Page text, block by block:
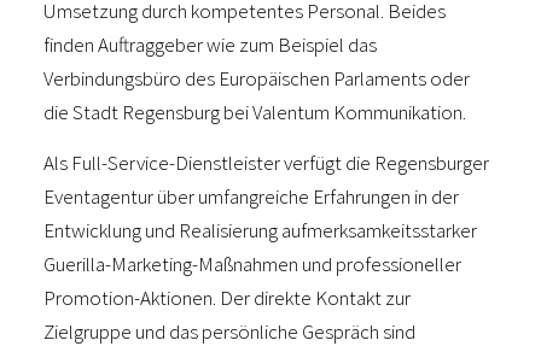
Umsetzung durch kompetentes Personal. Beides
finden Auftraggeber wie zum Beispiel das
Verbindungsbüro des Europäischen Parlaments oder
die Stadt Regensburg bei Valentum Kommunikation.
Als Full-Service-Dienstleister verfügt die Regensburger
Eventagentur über umfangreiche Erfahrungen in der
Entwicklung und Realisierung aufmerksamkeitsstarker
Guerilla-Marketing-Maßnahmen und professioneller
Promotion-Aktionen. Der direkte Kontakt zur
Zielgruppe und das persönliche Gespräch sind